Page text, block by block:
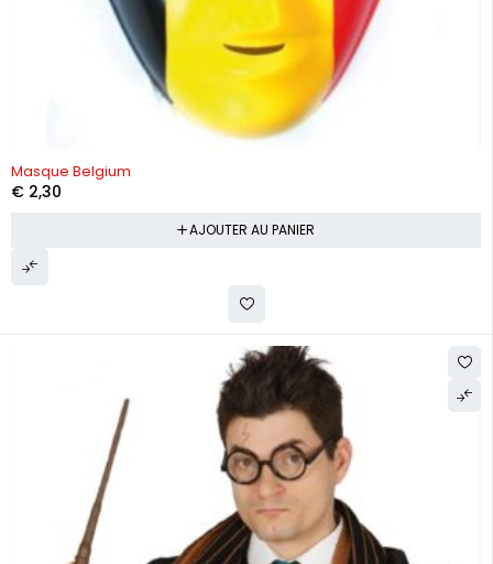
Masque Belgium
€ 2,30
AJOUTER AU PANIER